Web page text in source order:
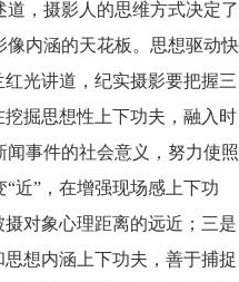
，摄影人的思维方式决定了
内涵的天花板。思想驱动快
光讲道，纪实摄影要把握三
掘思想性上下功夫，融入时
事件的社会意义，努力使照
近”，在增强现场感上下功
对象心理距离的远近；三是
想内涵上下功夫，善于捕捉